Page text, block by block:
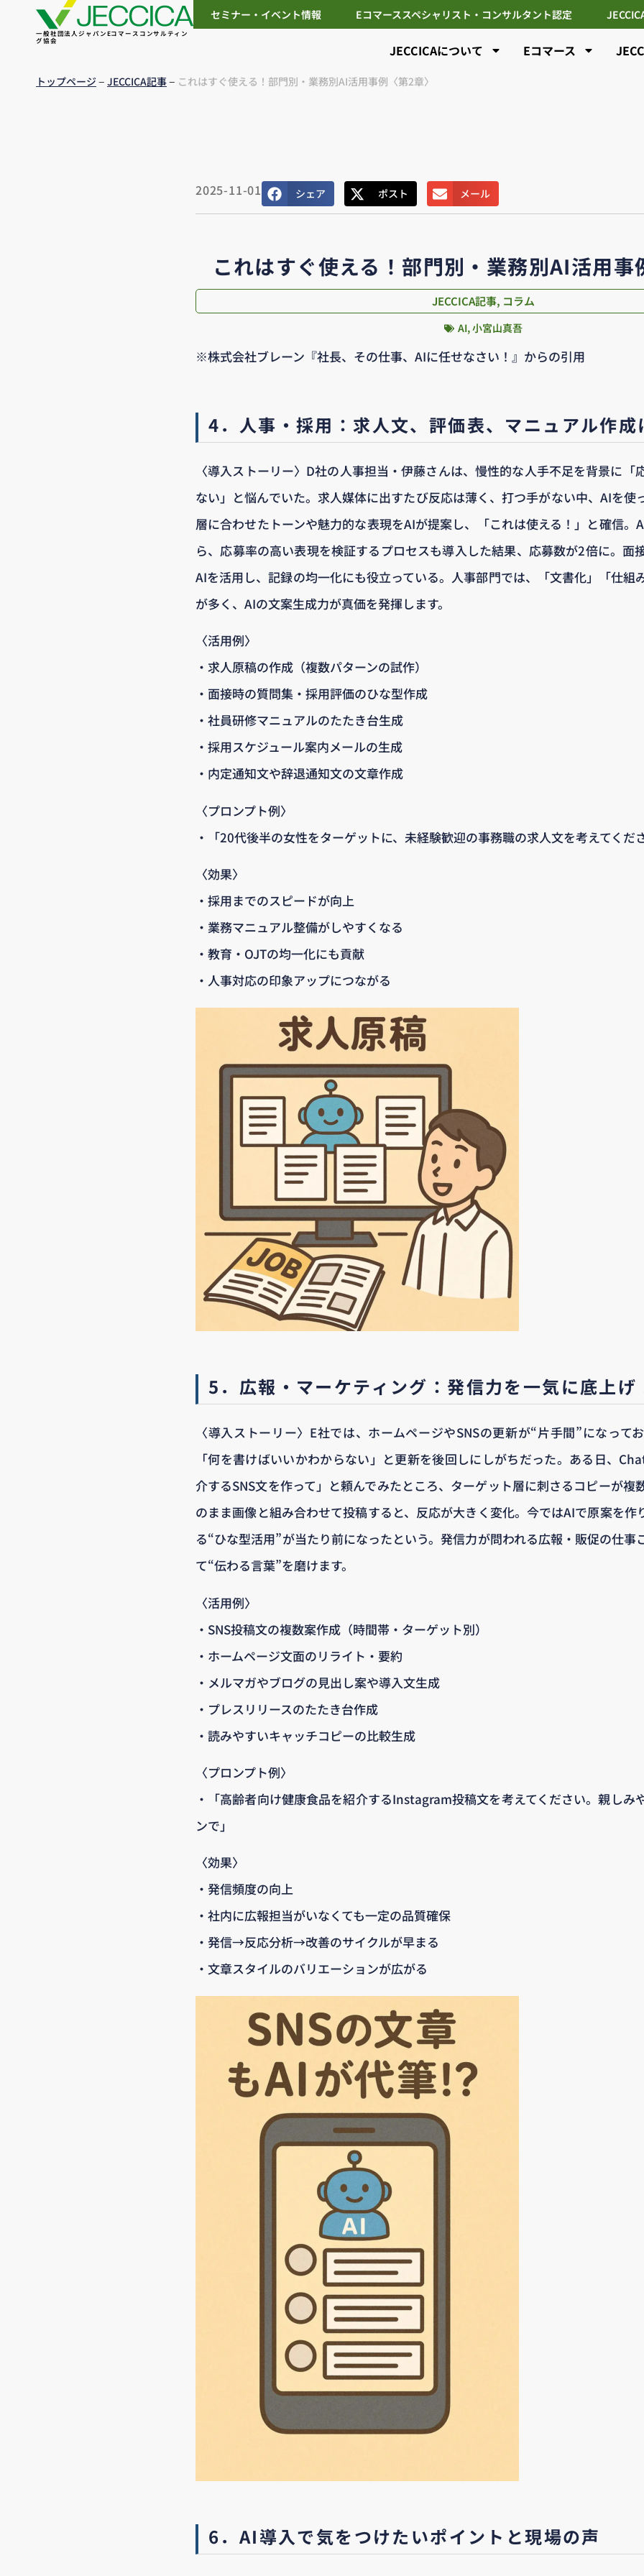
一般社団法人ジャパンEコマースコンサルティン
グ協会
セミナー・イベント情報 Eコマーススペシャリスト・コンサルタント認定
JECCICAについて Eコマース
トップページ– JECCICA記事– これはすぐ使える！部門別・業務別AI活用事例〈第2章〉
2025-11-01 シェア ポスト メール
これはすぐ使える！部門別・業務別AI活用
JECCICA記事, コラム
AI,小宮山真吾
※株式会社ブレーン『社長、その仕事、AIに任せなさい！』からの引用
4．人事・採用：求人文、評価表、マニュアル作成
〈導入ストーリー〉D社の人事担当・伊藤さんは、慢性的な人手不足を背景に「
ない」と悩んでいた。求人媒体に出すたび反応は薄く、打つ手がない中、AIを使
層に合わせたトーンや魅力的な表現をAIが提案し、「これは使える！」と確信。
ら、応募率の高い表現を検証するプロセスも導入した結果、応募数が2倍に。面
AIを活用し、記録の均一化にも役立っている。人事部門では、「文書化」「仕組
が多く、AIの文案生成力が真価を発揮します。
〈活用例〉
・求人原稿の作成（複数パターンの試作）
・面接時の質問集・採用評価のひな型作成
・社員研修マニュアルのたたき台生成
・採用スケジュール案内メールの生成
・内定通知文や辞退通知文の文章作成
〈プロンプト例〉
・「20代後半の女性をターゲットに、未経験歓迎の事務職の求人文を考えてくだ
〈効果〉
・採用までのスピードが向上
・業務マニュアル整備がしやすくなる
・教育・OJTの均一化にも貢献
・人事対応の印象アップにつながる
5．広報・マーケティング：発信力を一気に底上げ
〈導入ストーリー〉E社では、ホームページやSNSの更新が“片手間”になって
「何を書けばいいかわからない」と更新を後回しにしがちだった。ある日、
介するSNS文を作って」と頼んでみたところ、ターゲット層に刺さるコピーが複
のまま画像と組み合わせて投稿すると、反応が大きく変化。今ではAIで原案を作
る“ひな型活用”が当たり前になったという。発信力が問われる広報・販促の仕事
て“伝わる言葉”を磨けます。
〈活用例〉
・SNS投稿文の複数案作成（時間帯・ターゲット別）
・ホームページ文面のリライト・要約
・メルマガやブログの見出し案や導入文生成
・プレスリリースのたたき台作成
・読みやすいキャッチコピーの比較生成
〈プロンプト例〉
・「高齢者向け健康食品を紹介するInstagram投稿文を考えてください。親しみ
ンで」
〈効果〉
・発信頻度の向上
・社内に広報担当がいなくても一定の品質確保
・発信→反応分析→改善のサイクルが早まる
・文章スタイルのバリエーションが広がる
6．AI導入で気をつけたいポイントと現場の声